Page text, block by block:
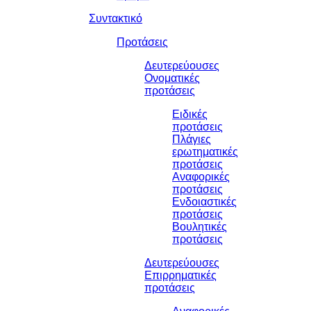
Συντακτικό
Προτάσεις
Δευτερεύουσες
Ονοματικές
προτάσεις
Ειδικές
προτάσεις
Πλάγιες
ερωτηματικές
προτάσεις
Αναφορικές
προτάσεις
Ενδοιαστικές
προτάσεις
Βουλητικές
προτάσεις
Δευτερεύουσες
Επιρρηματικές
προτάσεις